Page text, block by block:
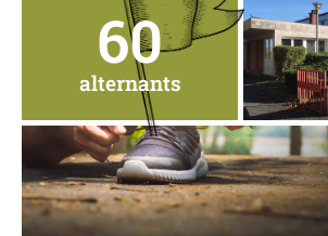
60
alternants